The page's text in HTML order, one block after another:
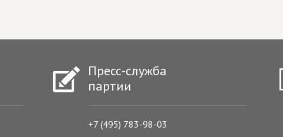
Пресс-служба
партии
+7 (495) 783-98-03